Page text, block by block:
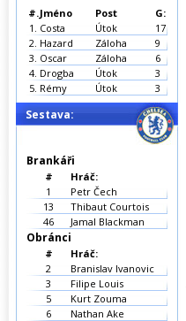
#.Jméno Post
G:
1. Costa Útok
17
2. Hazard Záloha
9
3. Oscar Záloha
6
4. Drogba Útok
3
5. Rémy Útok 3
Sestava:
Brankáři
#
Hráč:
1
Petr Čech
13
Thibaut Courtois
46
Jamal Blackman
Obránci
#
Hráč:
2
Branislav Ivanovic
3
Filipe Louis
5
Kurt Zouma
6
Nathan Ake